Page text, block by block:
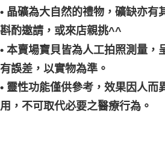
• 晶礦為大自然的禮物，礦缺亦有
斟酌邀請，或來店親挑^^
• 本賣場寶貝皆為人工拍照測量，
有誤差，以實物為準。
• 靈性功能僅供參考，效果因人而
用，不可取代必要之醫療行為。